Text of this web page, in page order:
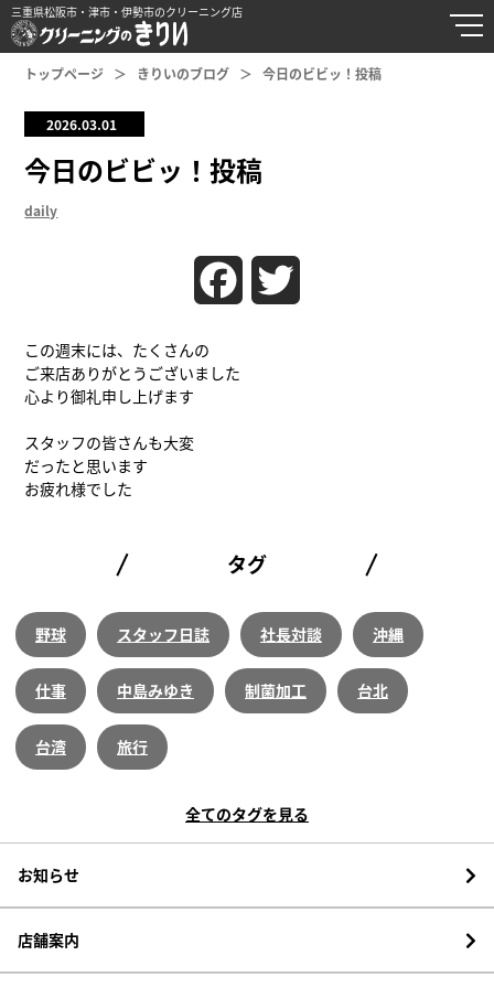
三重県松阪市・津市・伊勢市のクリーニング店
トップページ きりいのブログ 今日のビビッ！投稿
2026.03.01
今日のビビッ！投稿
daily
Facebook
この週末には、たくさんの
ご来店ありがとうございました
心より御礼申し上げます
スタッフの皆さんも大変
だったと思います
お疲れ様でした
タグ
野球 スタッフ日誌 社長対談 沖縄
仕事 中島みゆき 制菌加工 台北
台湾 旅行
全てのタグを見る
お知らせ
店舗案内